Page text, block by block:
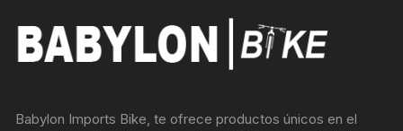
Babylon Imports Bike, te ofrece productos únicos en el